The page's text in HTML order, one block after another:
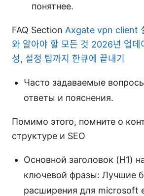
понятнее.
FAQ Section Axgate vpn client
와 알아야 할 모든 것 2026년 업데
성, 설정 팁까지 한큐에 끝내기
Часто задаваемые
ответы и пояснения.
Помимо этого, помните о
структуре и SEO
Основной заголовок (H1)
ключевой фразы: Лучшие
расширения для microsoft